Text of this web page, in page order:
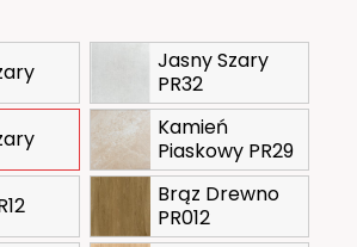
Jasny Szary
PR32
Kamień
Piaskowy PR29
Brąz Drewno
PR012